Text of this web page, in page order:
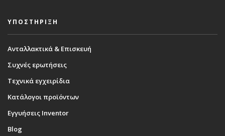
ΥΠΟΣΤΗΡΙΞΗ
Ανταλλακτικά & Επισκευή
Συχνές ερωτήσεις
Τεχνικά εγχειρίδια
Κατάλογοι προϊόντων
Εγγυήσεις Inventor
Blog